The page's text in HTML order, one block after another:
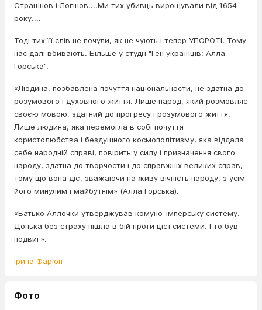
Страшнов і Логінов....Ми тих убивць вирощували від 1654
року....
Тоді тих її слів не почули, як не чують і тепер УПОРОТІ. Тому
нас далі вбивають. Більше у студії "Ген українців: Алла
Горська".
«Людина, позбавлена почуття національности, не здатна до
розумового і духовного життя. Лише народ, який розмовляє
своєю мовою, здатний до прогресу і розумового життя.
Лише людина, яка перемогла в собі почуття
користолюбства і бездушного космополітизму, яка віддала
себе народній справі, повірить у силу і призначення свого
народу, здатна до творчости і до справжніх великих справ,
тому що вона діє, зважаючи на живу вічність народу, з усім
його минулим і майбутнім» (Алла Горська).
«Батько Аллочки утверджував комуно-імперську систему.
Донька без страху пішла в бій проти цієї системи. І то був
подвиг».
Ірина Фаріон
Фото